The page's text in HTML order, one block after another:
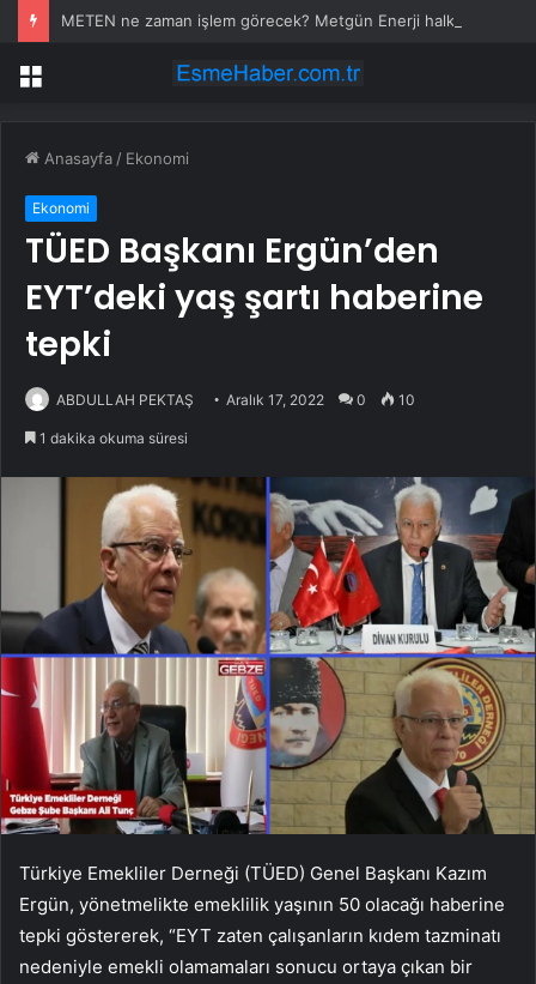
Menü
Anasayfa / Ekonomi
Ekonomi
TÜED Başkanı Ergün’den
EYT’deki yaş şartı haberine
tepki
ABDULLAH PEKTAŞ Aralık 17, 2022 0 10
1 dakika okuma süresi
Türkiye Emekliler Derneği (TÜED) Genel Başkanı Kazım
Ergün, yönetmelikte emeklilik yaşının 50 olacağı haberine
tepki göstererek, “EYT zaten çalışanların kıdem tazminatı
nedeniyle emekli olamamaları sonucu ortaya çıkan bir